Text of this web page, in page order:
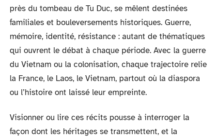
près du tombeau de Tu Duc, se mêlent destinées
familiales et bouleversements historiques. Guerre,
mémoire, identité, résistance : autant de thématiques
qui ouvrent le débat à chaque période. Avec la guerre
du Vietnam ou la colonisation, chaque trajectoire relie
la France, le Laos, le Vietnam, partout où la diaspora
ou l’histoire ont laissé leur empreinte.
Visionner ou lire ces récits pousse à interroger la
façon dont les héritages se transmettent, et la